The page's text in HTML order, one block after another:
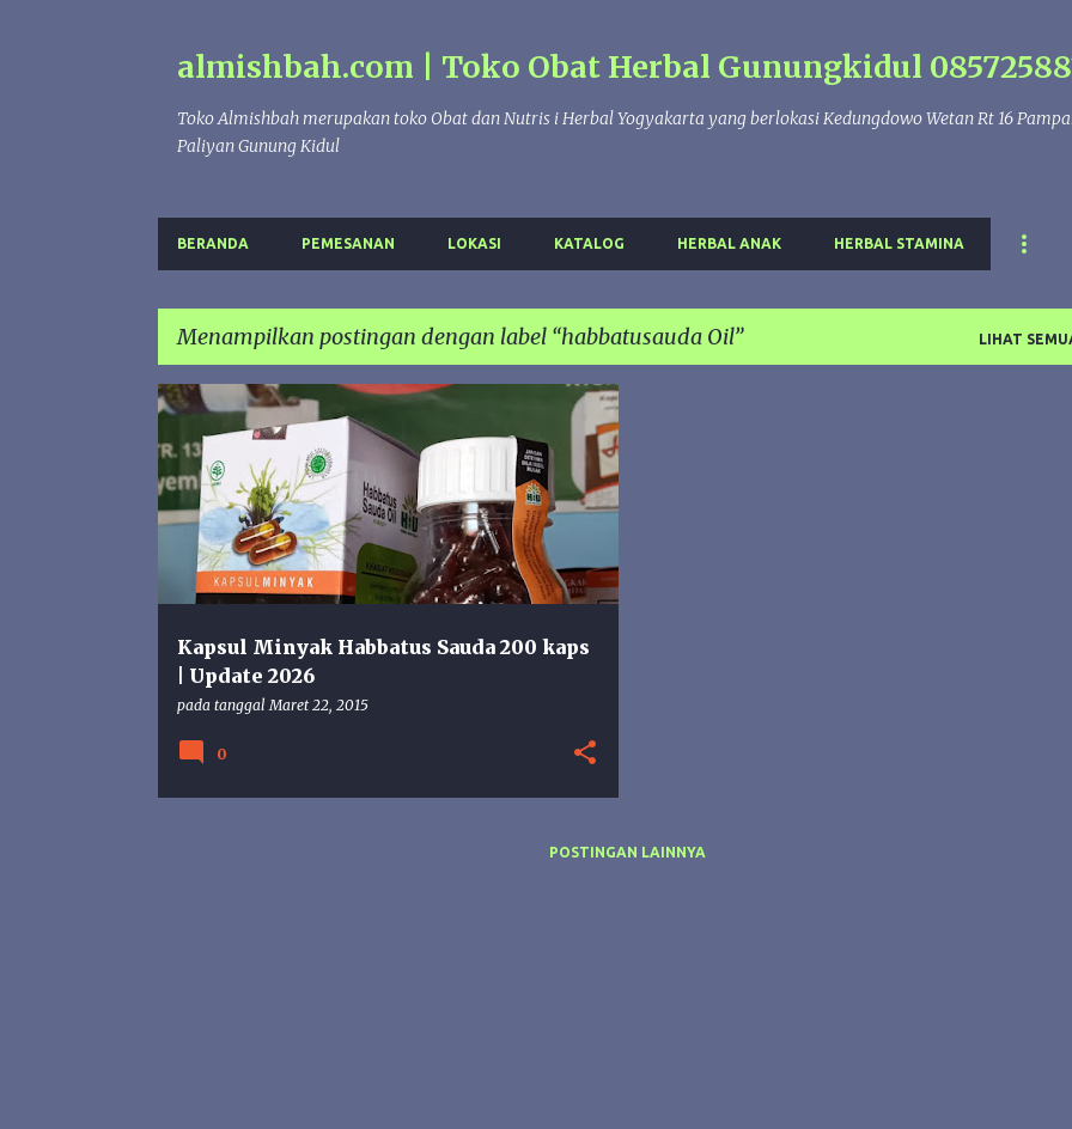
almishbah.com | Toko Obat Herbal Gunungkidul
Toko Almishbah merupakan toko Obat dan Nutris i Herbal Yogyakarta yang berlokasi Kedungdowo Wetan Rt 16
Paliyan Gunung Kidul
BERANDA PEMESANAN LOKASI KATALOG HERBAL ANAK HERBAL STAMINA
Menampilkan postingan dengan label habbatusauda Oil LIHAT
P
o
s
t
i
Kapsul Minyak Habbatus Sauda 200 kaps
| Update 2026
pada tanggalMaret 22, 2015
200 KAPSUL BLACK SEED
HABBATUSAUDA OIL JINTEN HITAM
0
POSTINGAN LAINNYA